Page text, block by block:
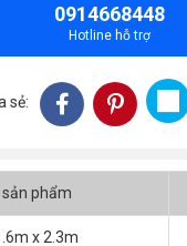
0914668448
Hotline hỗ trợ
sẻ:
sản phẩm
x 2.3m